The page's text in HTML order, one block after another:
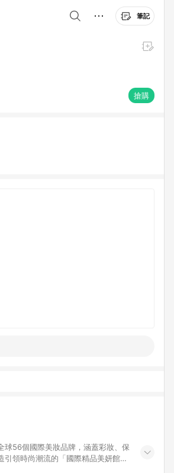
筆記
搶購
球56個國際美妝品牌，涵蓋彩妝、保
領時尚潮流的「國際精品美妍館」